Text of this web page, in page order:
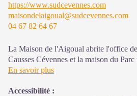
https://www.sudcevennes.com
maisondelaigoual@sudcevennes.com
04 67 82 64 67
La Maison de l'Aigoual abrite l'office
Causses Cévennes et la maison du
d’accueil, d'information et de
d'animation ainsi que les règles à
En savoir plus
Accessibilité :